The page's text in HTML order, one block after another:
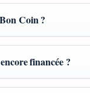
Coin ?
financée ?